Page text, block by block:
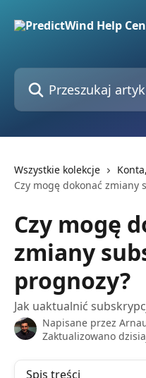
Przeszukaj artykuły...
Wszystkie kolekcje
Czy mogę dokonać zmiany
Czy mogę
zmiany
prognozy?
Jak uaktualnić
Napisane przez
Zaktualizowano
Spis treści